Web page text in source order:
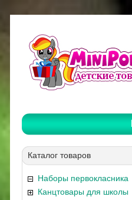
Каталог товаров
Наборы первокласника
Канцтовары для школы